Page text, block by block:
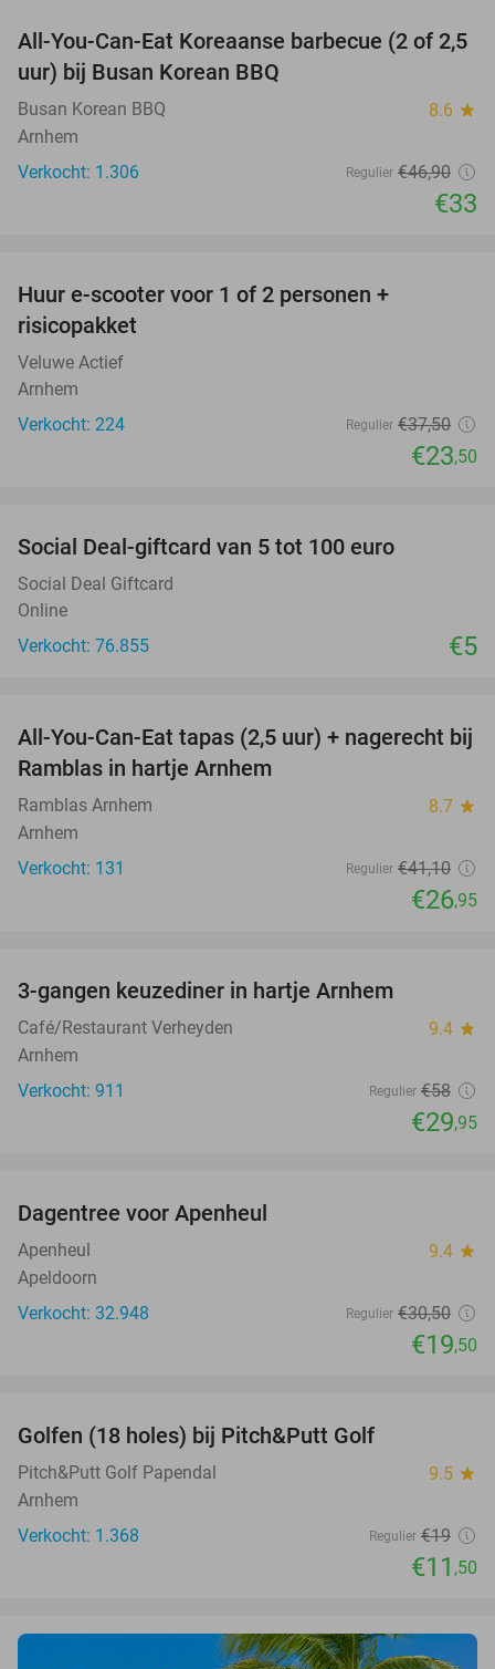
30%
All-You-Can-Eat Koreaanse barbecue (2 of 2,5
uur) bij Busan Korean BBQ
Busan Korean BBQ 8.6 star
Arnhem
Verkocht: 1.306
Regulier €46,90
€33
Huur e-scooter voor 1 of 2 personen +
risicopakket
Veluwe Actief
Arnhem
Verkocht: 224
Regulier €37,50
€23,50
Social Deal-giftcard van 5 tot 100 euro
Social Deal Giftcard
Online
Verkocht: 76.855
€5
34%
All-You-Can-Eat tapas (2,5 uur) + nagerecht bij
Ramblas in hartje Arnhem
Ramblas Arnhem 8.7 star
Arnhem
Verkocht: 131
Regulier €41,10
€26,95
3-gangen keuzediner in hartje Arnhem
Café/Restaurant Verheyden 9.4 star
Arnhem
Verkocht: 911
Regulier €58
€29,95
Dagentree voor Apenheul
Apenheul 9.4 star
Apeldoorn
Verkocht: 32.948
Regulier €30,50
€19,50
Golfen (18 holes) bij Pitch&Putt Golf
Pitch&Putt Golf Papendal 9.5 star
Arnhem
Verkocht: 1.368
Regulier €19
€11 ,50